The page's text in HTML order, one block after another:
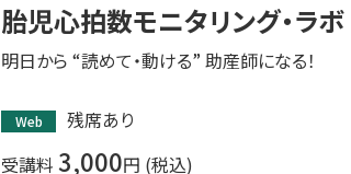
産科・婦人科・周産期・助産
救命・救急
胎児心拍数モニタリング・ラボ
明日から “読めて・動ける” 助産師になる！
Web
残席あり
受講料 3,000円 (税込)